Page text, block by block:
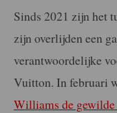
Sinds 2021 zijn het
zijn overlijden een
verantwoordelijke
Vuitton. In februari
Williams de